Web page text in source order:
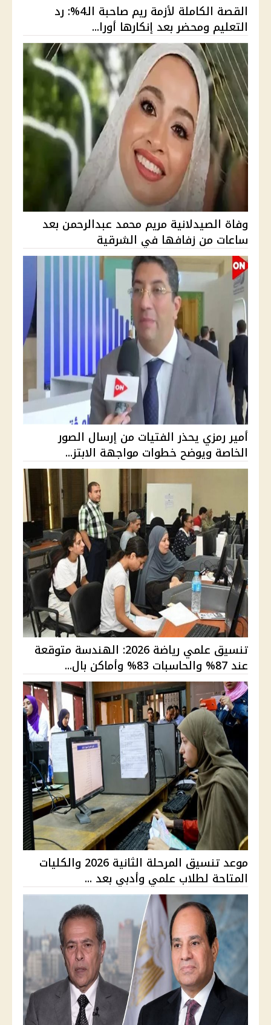
القصة الكاملة لأزمة ريم صاحبة الـ4%: رد
التعليم ومحضر بعد إنكارها أورا...
وفاة الصيدلانية مريم محمد عبدالرحمن بعد
ساعات من زفافها في الشرقية
أمير رمزي يحذر الفتيات من إرسال الصور
الخاصة ويوضح خطوات مواجهة الابتز...
تنسيق علمي رياضة 2026: الهندسة متوقعة
عند 87% والحاسبات 83% وأماكن بال...
موعد تنسيق المرحلة الثانية 2026 والكليات
المتاحة لطلاب علمي وأدبي بعد ...